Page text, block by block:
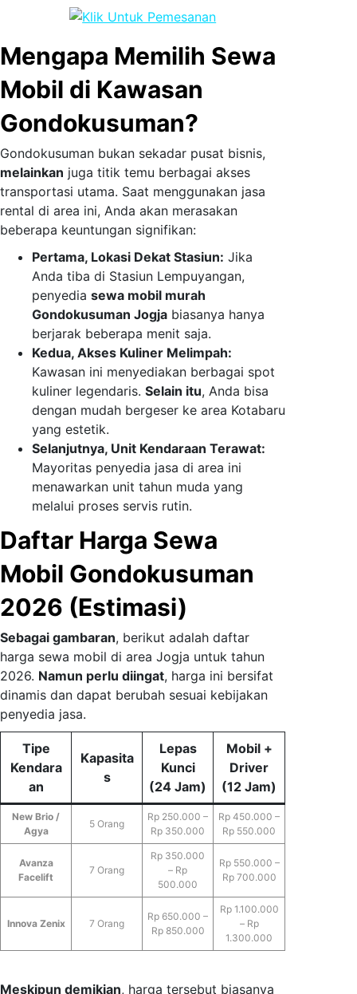
Mengapa Memilih Sewa
Mobil di Kawasan
Gondokusuman?
Gondokusuman bukan sekadar pusat bisnis,
melainkan juga titik temu berbagai akses
transportasi utama. Saat menggunakan jasa
rental di area ini, Anda akan merasakan
beberapa keuntungan signifikan:
Pertama, Lokasi Dekat Stasiun: Jika
Anda tiba di Stasiun Lempuyangan,
penyedia sewa mobil murah
Gondokusuman Jogja biasanya hanya
berjarak beberapa menit saja.
Kedua, Akses Kuliner Melimpah:
Kawasan ini menyediakan berbagai spot
kuliner legendaris. Selain itu, Anda bisa
dengan mudah bergeser ke area Kotabaru
yang estetik.
Selanjutnya, Unit Kendaraan Terawat:
Mayoritas penyedia jasa di area ini
menawarkan unit tahun muda yang
melalui proses servis rutin.
Daftar Harga Sewa
Mobil Gondokusuman
2026 (Estimasi)
Sebagai gambaran, berikut adalah daftar
harga sewa mobil di area Jogja untuk tahun
2026. Namun perlu diingat, harga ini bersifat
dinamis dan dapat berubah sesuai kebijakan
penyedia jasa.
Tipe
Kendara
an
Kapasita
s
Lepas
Kunci
(24 Jam)
Mobil +
Driver
(12 Jam)
New Brio /
Agya
5 Orang
Rp 250.000 –
Rp 350.000
Rp 450.000 –
Rp 550.000
Avanza
Facelift
7 Orang
Rp 350.000
– Rp
500.000
Rp 550.000 –
Rp 700.000
Innova Zenix 7 Orang
Rp 650.000 –
Rp 850.000
Rp 1.100.000
– Rp
1.300.000
Meskipun demikian, harga tersebut biasanya